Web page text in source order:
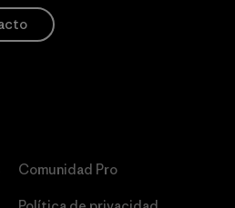
Comunidad Pro